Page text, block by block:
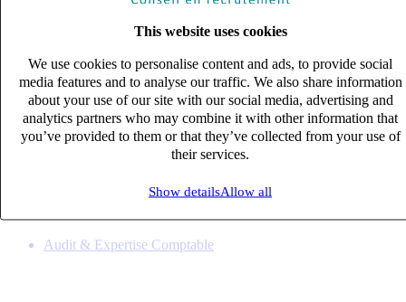
This website uses cookies
We use cookies to personalise content and ads, to provide social
media features and to analyse our traffic. We also share information
about your use of our site with our social media, advertising and
analytics partners who may combine it with other information that
you’ve provided to them or that they’ve collected from your use of
their services.
Show detailsAllow all
COLLABORATEUR COMPTABLE (H/F)
CDI
CHAMBERY, Savoie (73000)
Audit & Expertise Comptable